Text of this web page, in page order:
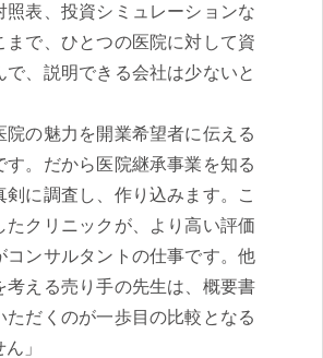
照表、投資シミュレーションな
まで、ひとつの医院に対して資
で、説明できる会社は少ないと
院の魅力を開業希望者に伝える
す。だから医院継承事業を知る
剣に調査し、作り込みます。こ
たクリニックが、より高い評価
コンサルタントの仕事です。他
考える売り手の先生は、概要書
ただくのが一歩目の比較となる
」